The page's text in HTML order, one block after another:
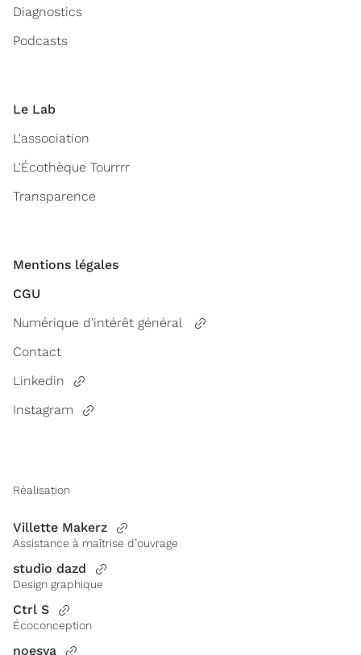
Diagnostics
Podcasts
Le Lab
L'association
L'Écothèque Tourrrr
Transparence
Mentions légales
CGU
Numérique d'intérêt général
Contact
Linkedin
Instagram
Réalisation
Villette Makerz
Assistance à maîtrise d’ouvrage
studio dazd
Design graphique
Ctrl S
Écoconception
noesya